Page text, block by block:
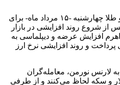
به گزارش اکوایران، بازار ارز و طلا چهارشنبه -۱۵ مرداد ماه- برای
از شروع روند افزایشی در بازار
ارز از هفته قبل، بازارساز با ۲ اهرم افزایش عرضه و دیپلماسی به
پرداخت و روند افزایشی نرخ ارز
لارنس نورمن، معامله‌گران
و سکه لحاظ می‌کنند و از طرفی